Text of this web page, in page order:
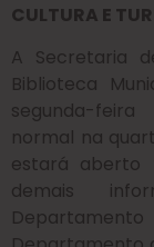
CULTURA E
A Secretaria
Biblioteca
segunda-
normal na
estará aberto
demais